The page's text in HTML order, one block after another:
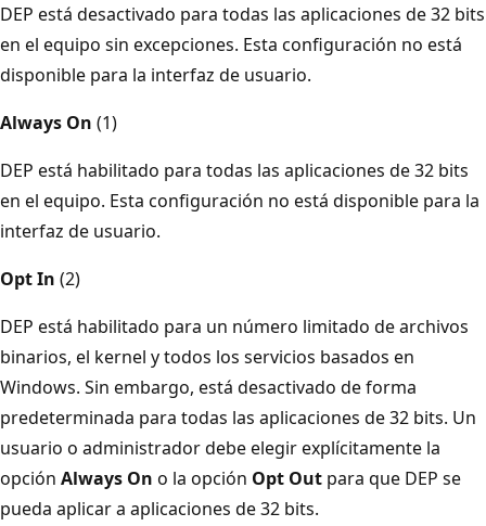
DEP está desactivado para todas las aplicaciones de 32 bits
en el equipo sin excepciones. Esta configuración no está
disponible para la interfaz de usuario.
Always On (1)
DEP está habilitado para todas las aplicaciones de 32 bits
en el equipo. Esta configuración no está disponible para la
interfaz de usuario.
Opt In (2)
DEP está habilitado para un número limitado de archivos
binarios, el kernel y todos los servicios basados en
Windows. Sin embargo, está desactivado de forma
predeterminada para todas las aplicaciones de 32 bits. Un
usuario o administrador debe elegir explícitamente la
opción Always On o la opción Opt Out para que DEP se
pueda aplicar a aplicaciones de 32 bits.